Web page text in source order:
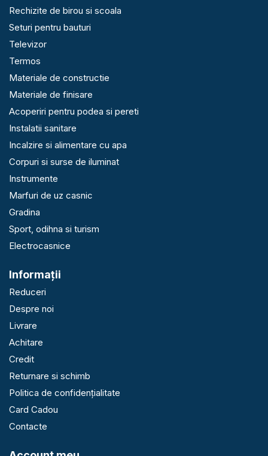
Rechizite de birou si scoala
Seturi pentru bauturi
Televizor
Termos
Materiale de constructie
Materiale de finisare
Acoperiri pentru podea si pereti
Instalatii sanitare
Incalzire si alimentare cu apa
Corpuri si surse de iluminat
Instrumente
Marfuri de uz casnic
Gradina
Sport, odihna si turism
Electrocasnice
Informaţii
Reduceri
Despre noi
Livrare
Achitare
Credit
Returnare si schimb
Politica de confidențialitate
Card Cadou
Contacte